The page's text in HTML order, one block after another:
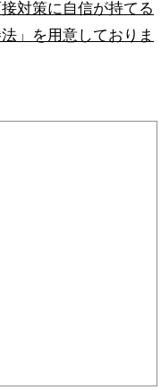
対策に自信が持てる
」を用意しておりま